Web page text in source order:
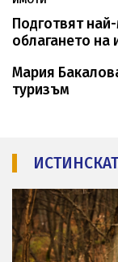
Подготвят
облагането на
Мария
туризъм
snimka
top